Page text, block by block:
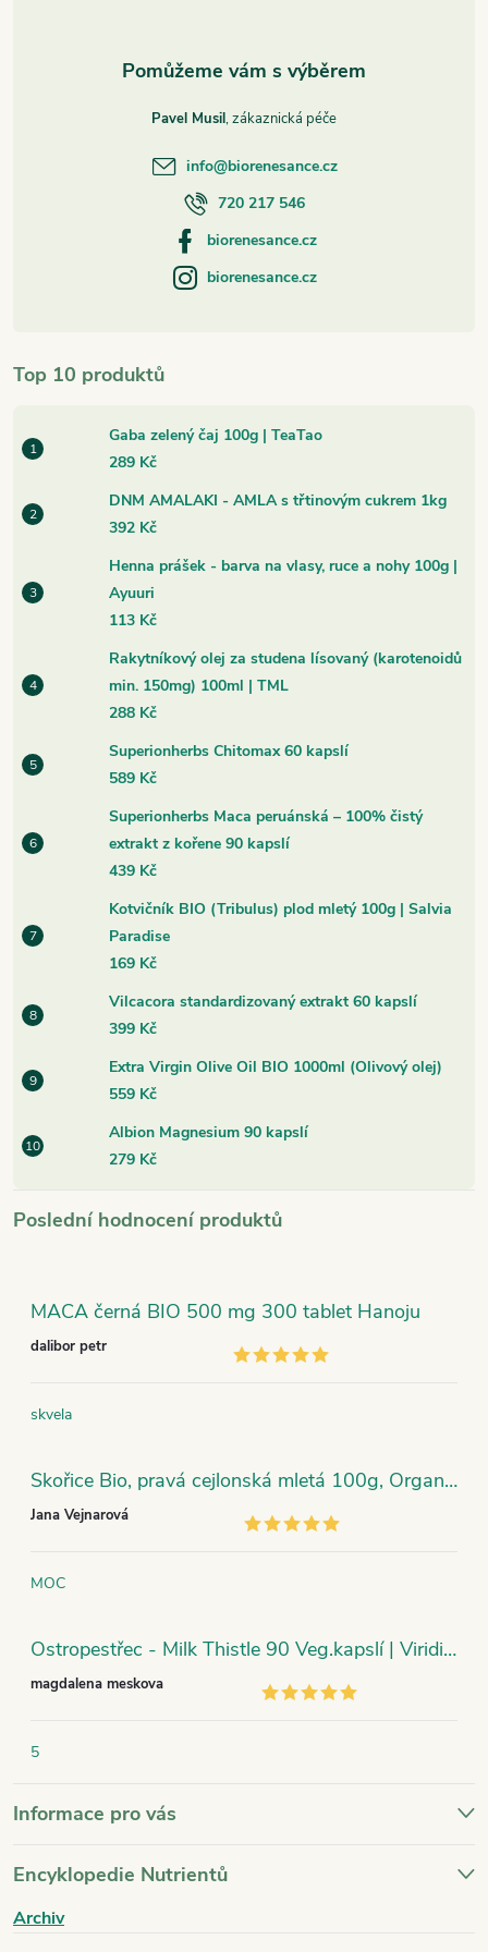
Top 10 produktů
Gaba zelený čaj 100g | TeaTao
289 Kč
DNM AMALAKI - AMLA s třtinovým cukrem 1kg
392 Kč
Henna prášek - barva na vlasy, ruce a nohy 100g |
Ayuuri
113 Kč
Rakytníkový olej za studena lísovaný (karotenoidů
min. 150mg) 100ml | TML
288 Kč
Superionherbs Chitomax 60 kapslí
589 Kč
Superionherbs Maca peruánská – 100% čistý
extrakt z kořene 90 kapslí
439 Kč
Kotvičník BIO (Tribulus) plod mletý 100g | Salvia
Paradise
169 Kč
Vilcacora standardizovaný extrakt 60 kapslí
399 Kč
Extra Virgin Olive Oil BIO 1000ml (Olivový olej)
559 Kč
Albion Magnesium 90 kapslí
279 Kč
Poslední hodnocení produktů
MACA černá BIO 500 mg 300 tablet Hanoju
dalibor petr
skvela
Skořice Bio, pravá cejlonská mletá 100g, Organic India
Jana Vejnarová
MOC
Ostropestřec - Milk Thistle 90 Veg.kapslí | Viridian
magdalena meskova
5
Informace pro vás
Encyklopedie Nutrientů
Archiv
Pavel Musil
info@biorenesance.cz
720 217 546
biorenesance.cz
biorenesance.cz